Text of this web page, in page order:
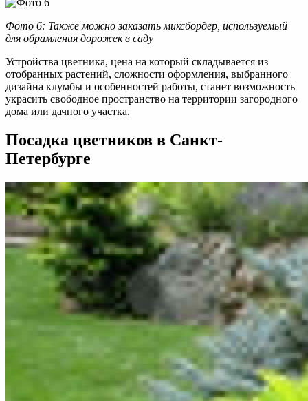
Фото 6: Также можно заказать миксбордер, используемый
для обрамления дорожек в саду
Устройства цветника, цена на который складывается из
отобранных растений, сложности оформления, выбранного
дизайна клумбы и особенностей работы, станет возможность
украсить свободное пространство на территории загородного
дома или дачного участка.
Посадка цветников в Санкт-
Петербурге